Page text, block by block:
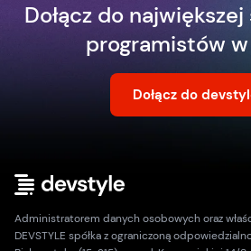
Dołącz do
programistów
Dołącz do
Administratorem danych osobowych oraz
DEVSTYLE spółka z ograniczoną